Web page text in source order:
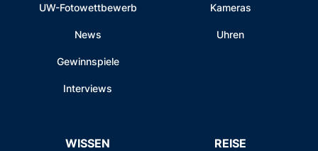
UW-Fotowettbewerb
News
Gewinnspiele
Interviews
Kameras
Uhren
WISSEN REISE